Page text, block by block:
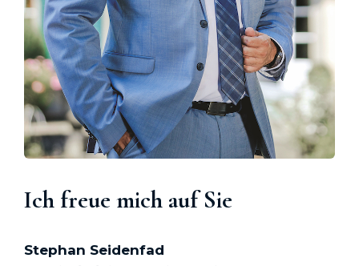
Ich freue mich auf Sie
Stephan Seidenfad